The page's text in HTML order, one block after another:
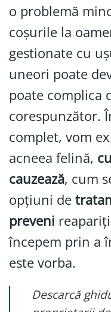
o problemă
coșurile la
gestionate cu
uneori poate
poate complica
corespunzător.
complet, vom
acneea felină,
cauzează, cum
opțiuni de
preveni
începem prin a
este vorba.
Descarcă